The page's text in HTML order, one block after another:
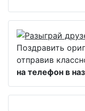
Поздравить
отправив
на телефон в